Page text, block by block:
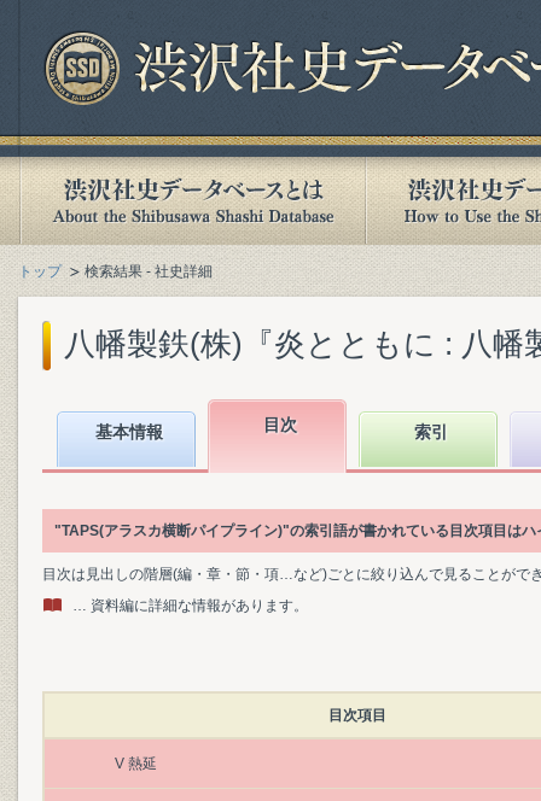
トップ 検索結果 - 社史詳細
八幡製鉄(株)『炎とともに : 八幡
基本情報 目次 索引
"TAPS(アラスカ横断パイプライン)"の索引語が書かれている目次項目は
目次は見出しの階層(編・章・節・項…など)ごとに絞り込んで見ることがで
… 資料編に詳細な情報があります。
目次項目
V 熱延